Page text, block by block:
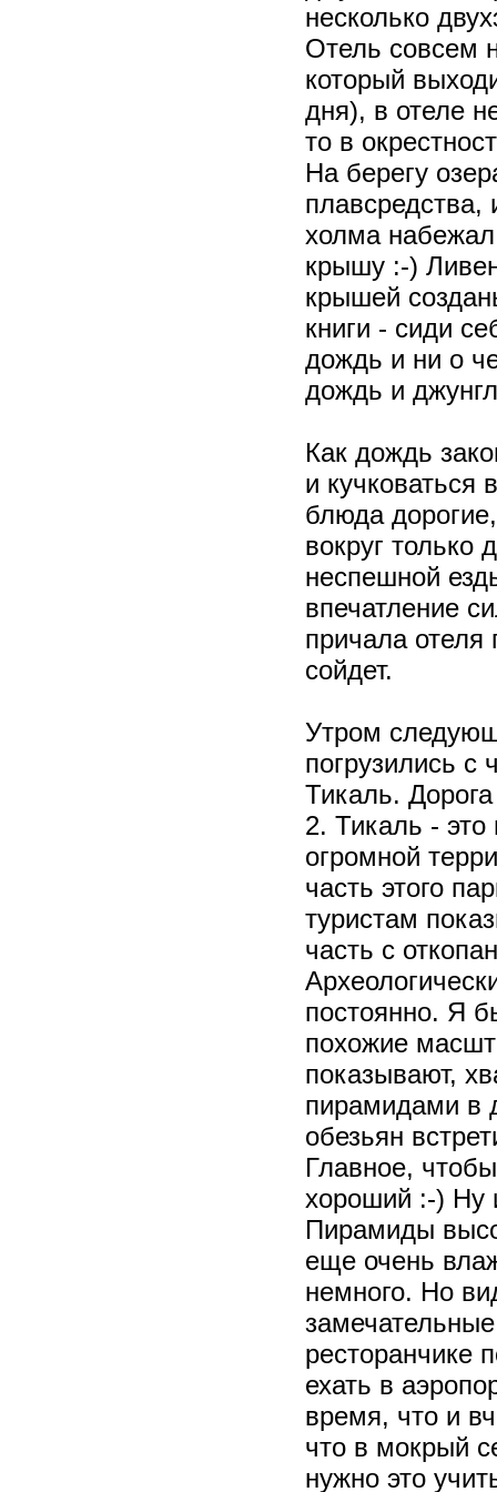
несколько
Отель совсем
который
дня), в отеле
то в
На берегу
плавсредства,
холма набежал
крышу :-)
крышей
книги - сиди
дождь и ни о
дождь и
Как дождь
и кучковаться
блюда
вокруг
неспешной
впечатление
причала
сойдет.
Утром
погрузились с
Тикаль.
2. Тикаль -
огромной
часть этого
туристам
часть с
постоянно. Я
похожие
показывают,
пирамидами в
обезьян
Главное,
хороший :-) Ну
Пирамиды
еще очень
немного. Но
ресторанчике
ехать в
время, что и
что в мокрый
нужно это